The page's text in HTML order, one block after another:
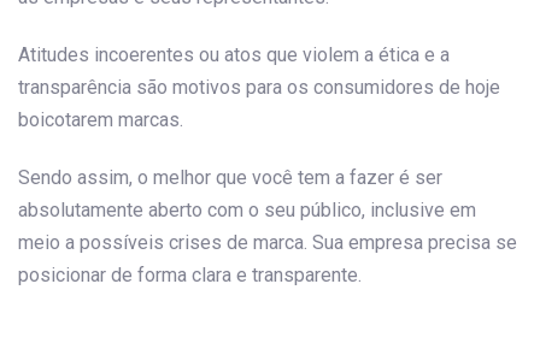
Atitudes incoerentes ou atos que violem a ética e a
transparência são motivos para os consumidores de hoje
boicotarem marcas.
Sendo assim, o melhor que você tem a fazer é ser
absolutamente aberto com o seu público, inclusive em
meio a possíveis crises de marca. Sua empresa precisa se
posicionar de forma clara e transparente.